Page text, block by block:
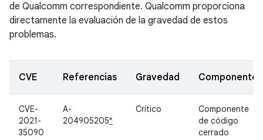
de Qualcomm correspondiente. Qualcomm proporciona
directamente la evaluación de la gravedad de estos
problemas.
CVE Referencias Gravedad Componente
CVE-
2021-
35090
A-
204905205*
Crítico
Componente
de código
cerrado